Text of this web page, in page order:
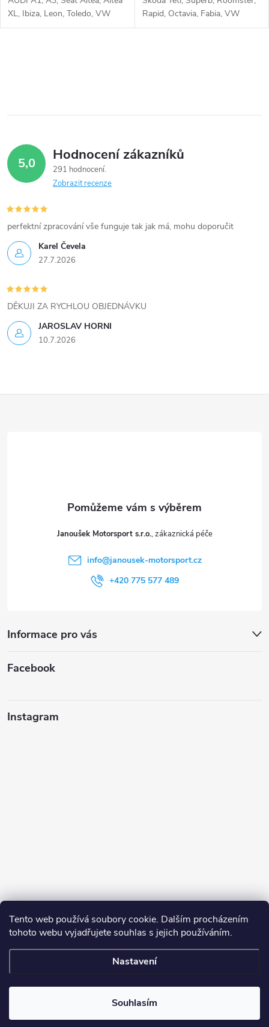
Tento web používá soubory cookie. Dalším procházením
tohoto webu vyjadřujete souhlas s jejich používáním.
Nastavení
Souhlasím
k
k
XL, Ibiza, Leon, Toledo, VW
Beetle, Caddy, Golf, Jetta, Polo,
Rapid, Octavia, Fabia, VW
Touran, Polo, Passat, Jetta,
l
d
a
c
í
p
r
v
k
y
ý
5,0 Hodnocení zákazníků
291 hodnocení
Zobrazit recenze
Karel Čevela
27.7.2026
perfektní zpracování vše funguje tak jak má, mohu doporučit
JAROSLAV HORNI
10.7.2026
DĚKUJI ZA RYCHLOU OBJEDNÁVKU
Janoušek Motorsport s.r.o.
info@janousek-motorsport.cz
+420 775 577 489
Informace pro vás
Facebook
Instagram
Sledovat na Instagramu
práva vyhrazena.Upravit nastavení cookies